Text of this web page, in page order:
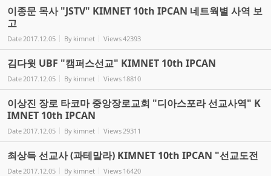
이종문 목사 "JSTV" KIMNET 10th IPCAN 네트웍별 사역 보
고
Date 2017.12.05 By kimnet Views42393
김다윗 UBF "캠퍼스선교" KIMNET 10th IPCAN
Date 2017.12.05 By kimnet Views 18810
이상진 장로 타코마 중앙장로교회 "디아스포라 선교사역" K
IMNET 10th IPCAN
Date 2017.12.05 By kimnet Views 29311
최상득 선교사 (과테말라) KIMNET 10th IPCAN "선교도전
Date 2017.12.05 By kimnet Views 16420